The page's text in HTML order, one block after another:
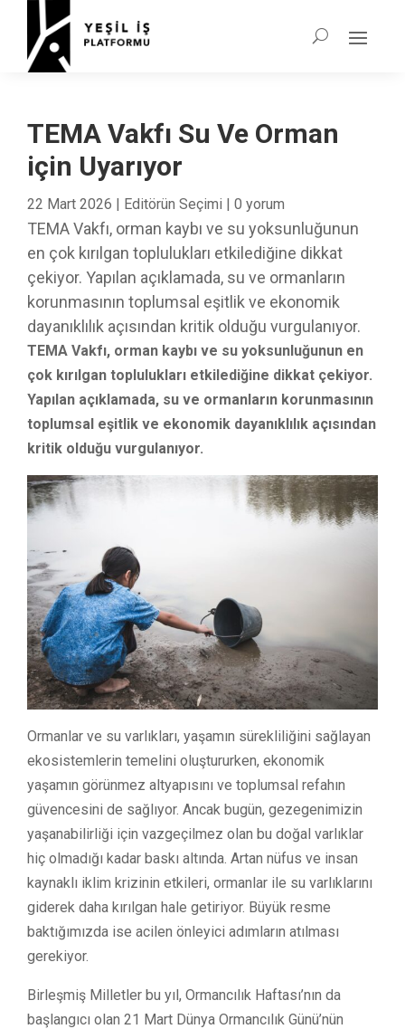
TEMA Vakfı Su Ve Orman
için Uyarıyor
22 Mart 2026 | Editörün Seçimi | 0 yorum
TEMA Vakfı, orman kaybı ve su yoksunluğunun
en çok kırılgan toplulukları etkilediğine dikkat
çekiyor. Yapılan açıklamada, su ve ormanların
korunmasının toplumsal eşitlik ve ekonomik
dayanıklılık açısından kritik olduğu vurgulanıyor.
TEMA Vakfı, orman kaybı ve su yoksunluğunun en
çok kırılgan toplulukları etkilediğine dikkat çekiyor.
Yapılan açıklamada, su ve ormanların korunmasının
toplumsal eşitlik ve ekonomik dayanıklılık açısından
kritik olduğu vurgulanıyor.
Ormanlar ve su varlıkları, yaşamın sürekliliğini sağlayan
ekosistemlerin temelini oluştururken, ekonomik
yaşamın görünmez altyapısını ve toplumsal refahın
güvencesini de sağlıyor. Ancak bugün, gezegenimizin
yaşanabilirliği için vazgeçilmez olan bu doğal varlıklar
hiç olmadığı kadar baskı altında. Artan nüfus ve insan
kaynaklı iklim krizinin etkileri, ormanlar ile su varlıklarını
giderek daha kırılgan hale getiriyor. Büyük resme
baktığımızda ise acilen önleyici adımların atılması
gerekiyor.
Birleşmiş Milletler bu yıl, Ormancılık Haftası’nın da
başlangıcı olan 21 Mart Dünya Ormancılık Günü’nün